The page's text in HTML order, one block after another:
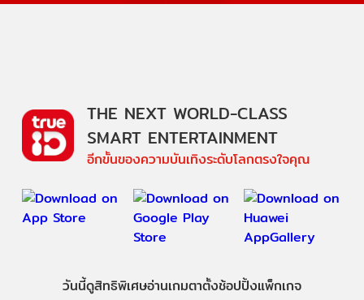
THE NEXT WORLD-CLASS
SMART ENTERTAINMENT
อีกขั้นของความบันเทิงระดับโลกตรงใจคุณ
วันนี้ดูสิทธิพิเศษอ่านเกมตาตั้งช้อปปิ้งแพ็กเกจ